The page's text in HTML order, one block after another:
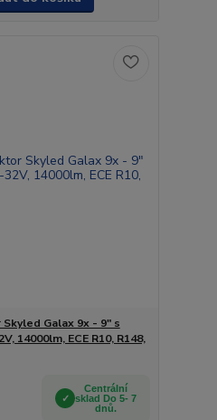
Galax 9x - 9" s
14000lm, ECE R10, R148,
Centrální
sklad Do 5- 7
dnů.